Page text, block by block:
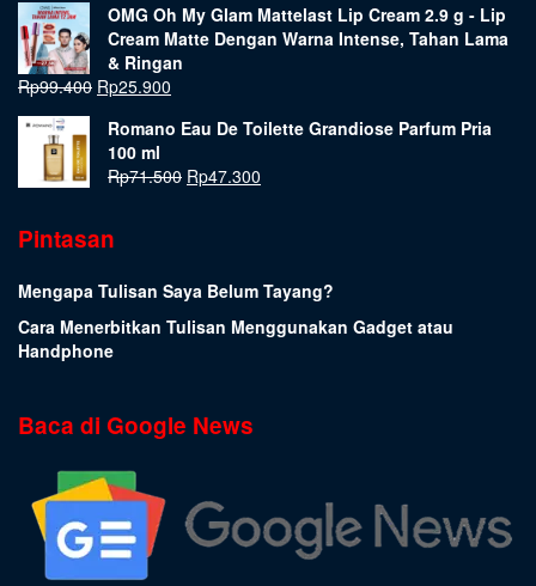
OMG Oh My Glam Mattelast Lip Cream 2.9 g - Lip
Cream Matte Dengan Warna Intense, Tahan Lama
& Ringan
Rp99.400 Rp25.900
Romano Eau De Toilette Grandiose Parfum Pria
100 ml
Rp71.500 Rp47.300
Pintasan
Mengapa Tulisan Saya Belum Tayang?
Cara Menerbitkan Tulisan Menggunakan Gadget atau
Handphone
Baca di Google News